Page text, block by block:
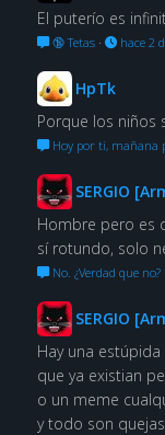
El puterío es
🔞 Tetas· hace 2
HpTk
Porque los niños
Hoy por ti, mañana
SERGIO
Hombre pero es
sí rotundo, solo
No. ¿Verdad que no?·
SERGIO
Hay una
que ya existian
o un meme
y todo son